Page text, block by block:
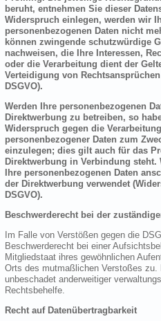
beruht, entnehmen Sie dieser
Widerspruch einlegen, werden wir
personenbezogenen Daten nicht
können zwingende schutzwürdige
nachweisen, die Ihre Interessen,
oder die Verarbeitung dient der
Verteidigung von
DSGVO).
Werden Ihre personenbezogenen
Direktwerbung zu betreiben, so
Widerspruch gegen die
personenbezogener Daten zum
einzulegen; dies gilt auch für das
Direktwerbung in Verbindung steht.
Ihre personenbezogenen Daten
der Direktwerbung verwendet
DSGVO).
Beschwerderecht bei der
Im Falle von Verstößen gegen die
Beschwerderecht bei einer
Mitgliedstaat ihres gewöhnlichen
Orts des mutmaßlichen Verstoßes
unbeschadet anderweitiger
Rechtsbehelfe.
Recht auf Datenübertragbarkeit